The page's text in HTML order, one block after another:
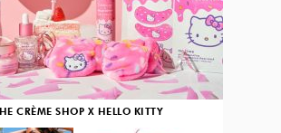
CRÈME SHOP X HELLO KITTY